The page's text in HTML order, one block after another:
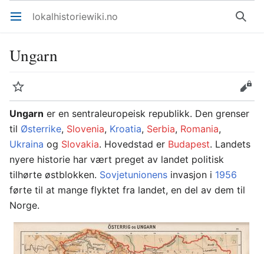
Åpne hovedmenyen lokalhistoriewiki.no Søk
Ungarn
Overvåk
Rediger
Ungarn er en sentraleuropeisk republikk. Den grenser
til Østerrike, Slovenia, Kroatia, Serbia, Romania,
Ukraina og Slovakia. Hovedstad er Budapest. Landets
nyere historie har vært preget av landet politisk
tilhørte østblokken. Sovjetunionens invasjon i 1956
førte til at mange flyktet fra landet, en del av dem til
Norge.